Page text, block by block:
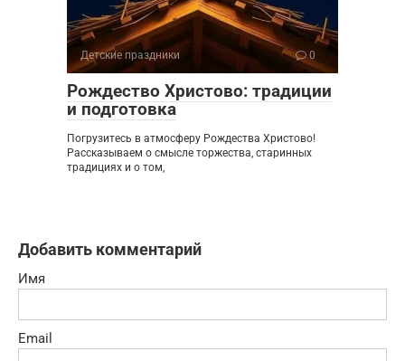
Детские праздники 0
Рождество Христово: традиции
и подготовка
Погрузитесь в атмосферу Рождества Христово!
Рассказываем о смысле торжества, старинных
традициях и о том,
Добавить комментарий
Имя
Email